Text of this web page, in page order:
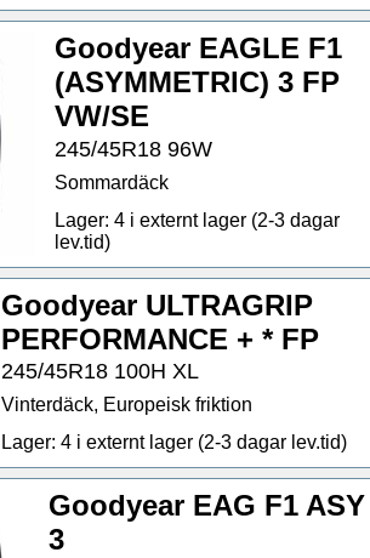
Goodyear EAGLE F1
(ASYMMETRIC) 3 FP
VW/SE
245/45R18 96W
Sommardäck
Lager: 4 i externt lager (2-3 dagar
lev.tid)
Goodyear ULTRAGRIP
PERFORMANCE + * FP
245/45R18 100H XL
Vinterdäck, Europeisk friktion
Lager: 4 i externt lager (2-3 dagar lev.tid)
Goodyear EAG F1 ASY
3